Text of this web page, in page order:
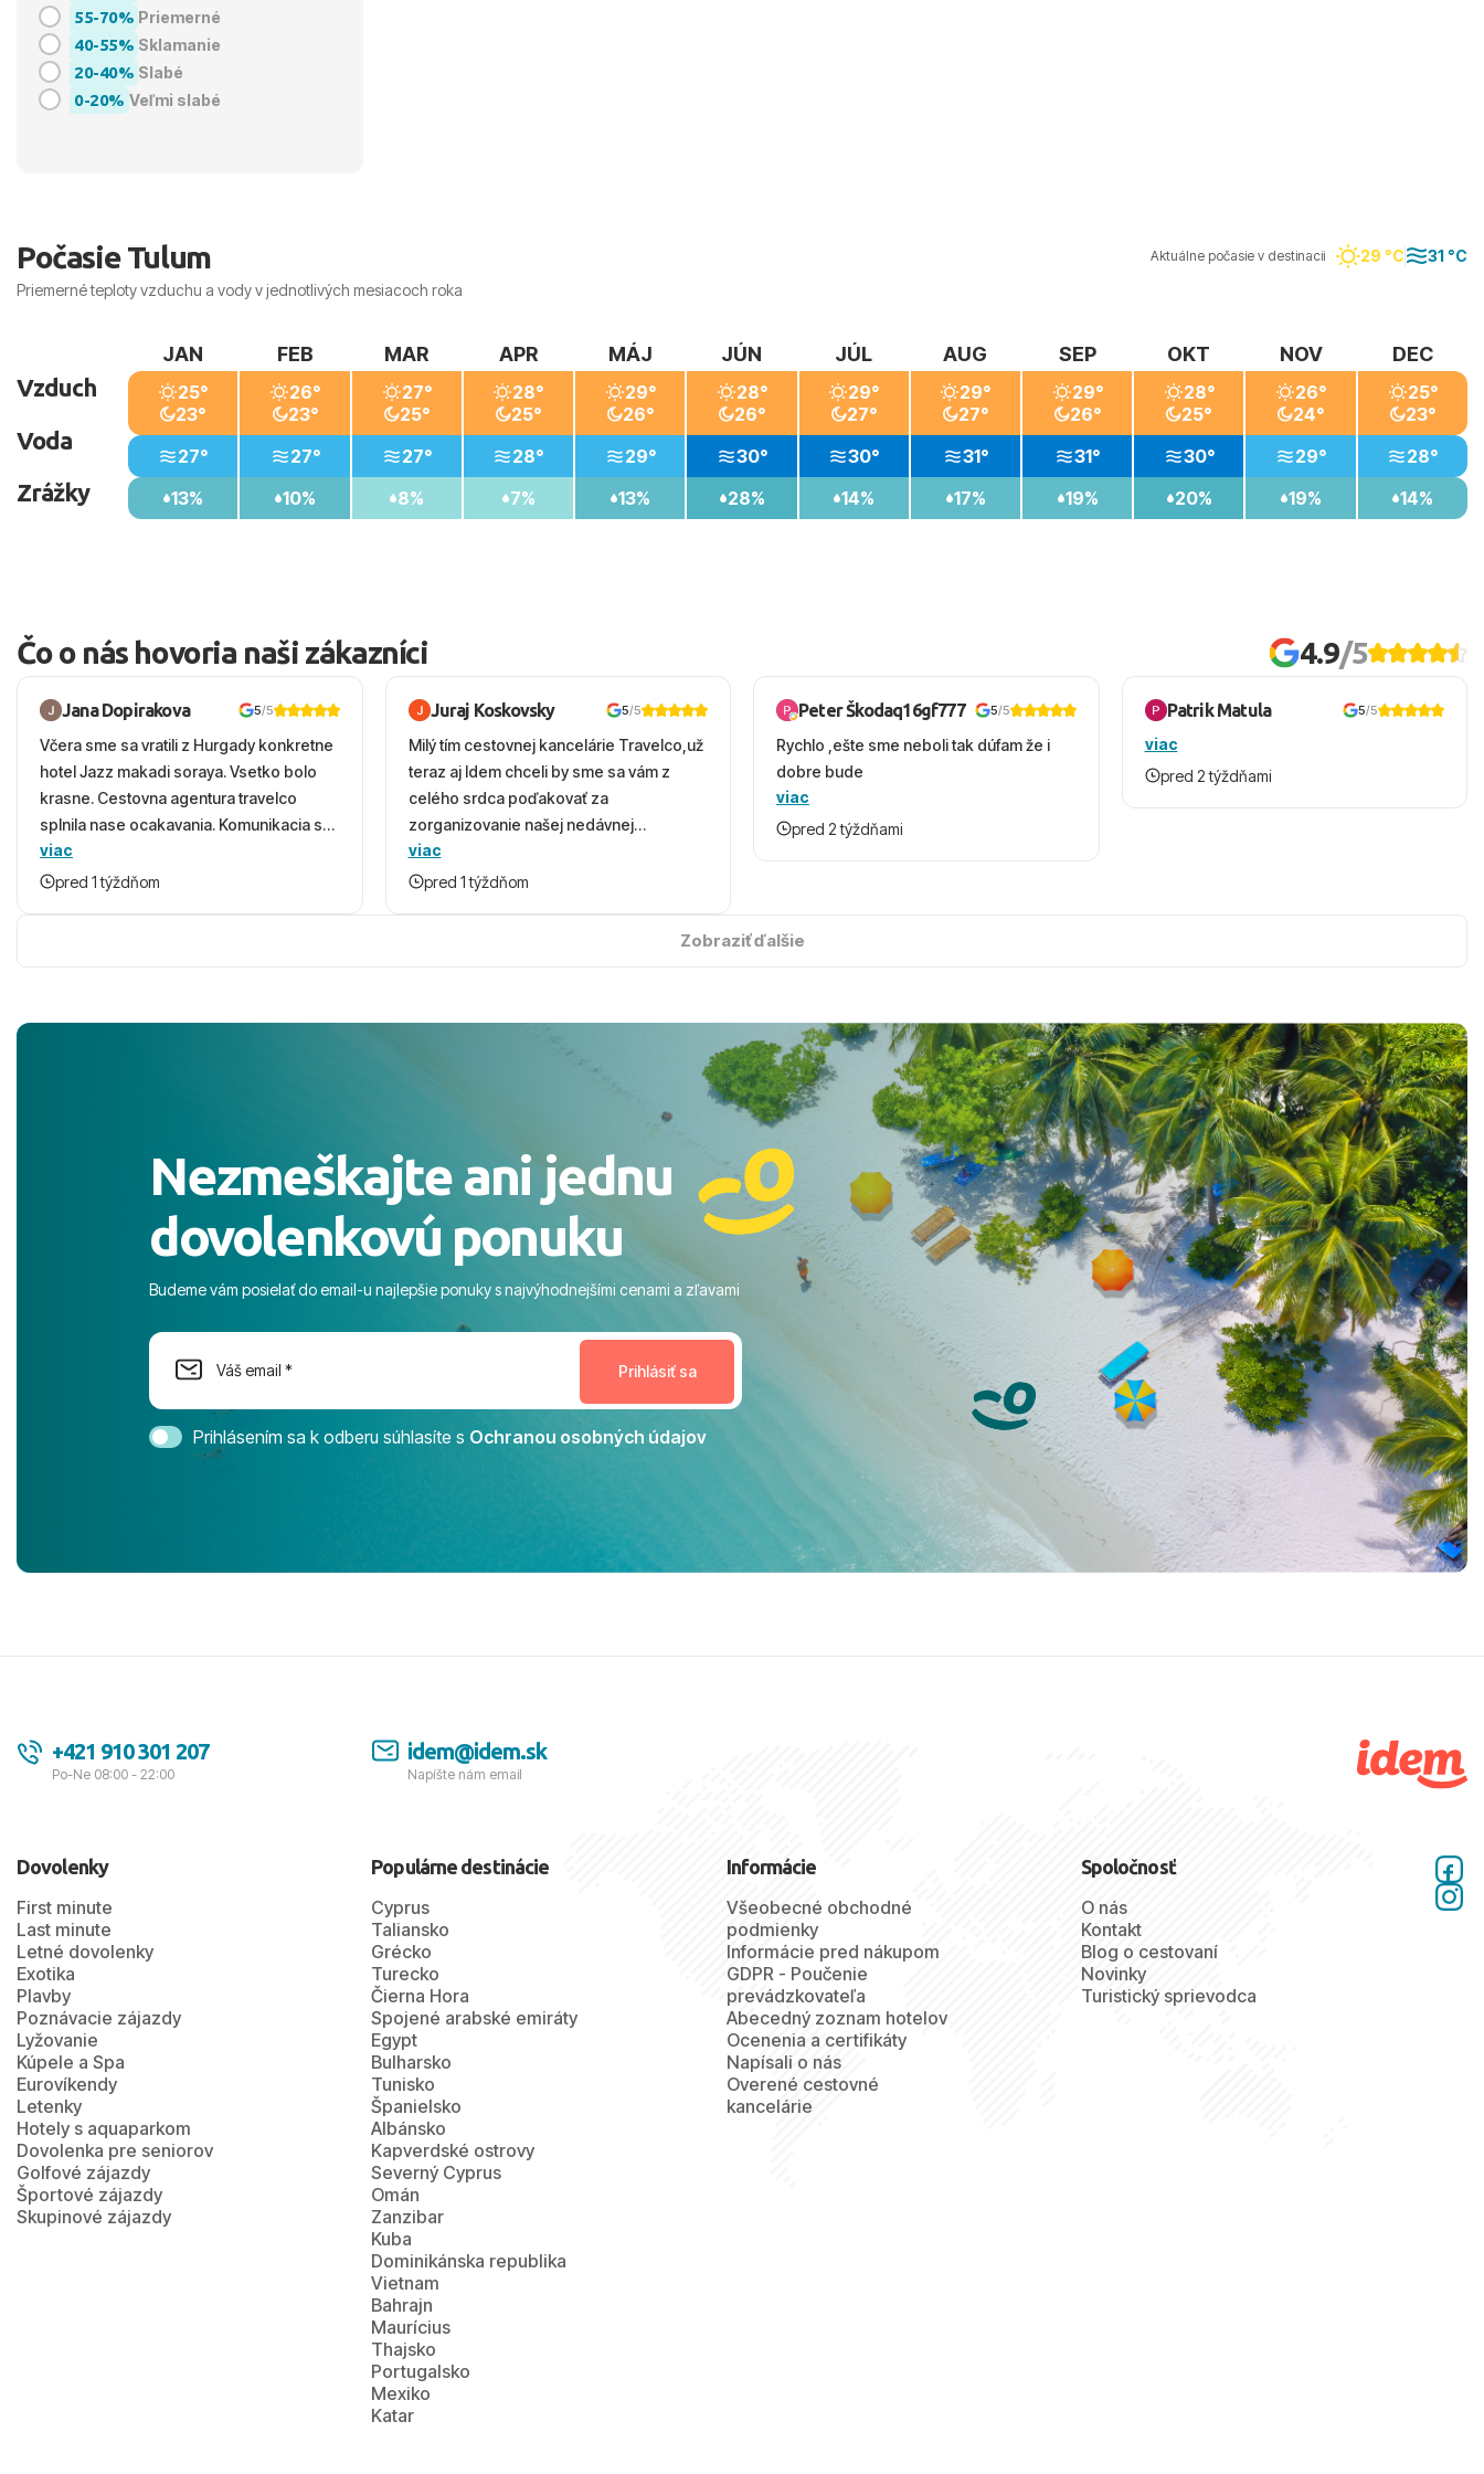
55-70% Priemerné
40-55% Sklamanie
20-40% Slabé
0-20% Veľmi slabé
Počasie Tulum
Priemerné teploty vzduchu a vody v jednotlivých mesiacoch roka
Aktuálne počasie v destinacii 29 °C 31 °C
Vzduch
Voda
Zrážky
JAN
25°
23°
27°
13%
FEB
26°
23°
27°
10%
MAR
27°
25°
27°
8%
APR
28°
25°
28°
7%
MÁJ
29°
26°
29°
13%
JÚN
28°
26°
30°
28%
JÚL
29°
27°
30°
14%
AUG
29°
27°
31°
17%
SEP
29°
26°
31°
19%
OKT
28°
25°
30°
20%
NOV
26°
24°
29°
19%
DEC
25°
23°
28°
14%
Čo o nás hovoria naši zákazníci 4.9/5
Jana Dopirakova 5/5
Včera sme sa vratili z Hurgady konkretne
hotel Jazz makadi soraya. Vsetko bolo
krasne. Cestovna agentura travelco
splnila nase ocakavania. Komunikacia s
panom Michalinom uzasna a napomocna.
Vsetko vysvetlil aj vo vecernych hodinach
viac
pred 1 týždňom
Juraj Koskovsky 5/5
Milý tím cestovnej kancelárie Travelco,už
teraz aj Idem chceli by sme sa vám z
celého srdca poďakovať za
zorganizovanie našej nedávnej
dovolenky v Turecku. Vďaka vám sme
prežili nádherný čas, na ktorý budeme
čierneho! ​Čo nás dostalo najviac: ​Skvelé
ochotní a starostliví ľudia. ​Gastro zážitok:
celého dňa. ​Areál a pláž: Nádherné, čisté
prostredie, veľa zelene a udržiavaná pláž
s pozvoľným vstupom do mora a teple
more. ​Program: Skvelé animácie a
na moment nenudil, no zároveň bol
dostatok priestoru na dokonalý relax. ​
Magic Life Jacaranda môžeme s čistým
svedomím odporučiť každému, kto hľadá
bezstarostnú dovolenku na vysokej
úrovni. Všetko bolo zabezpečené na
tešíme, kam s nami vyrazíte nabudúce!
Ďakujeme za skvelé spomienky. ​S
pozdravom a prianím mnohých ďalších
viac
pred 1 týždňom
Peter Škodaq16gf777 5/5
Rychlo ,ešte sme neboli tak dúfam že i
dobre bude
viac
pred 2 týždňami
Patrik Matula 5/5
viac
pred 2 týždňami
Zobraziť ďalšie
Nezmeškajte ani jednu
dovolenkovú ponuku
Budeme vám posielať do email-u najlepšie ponuky s najvýhodnejšími cenami a zľavami
Prihlásením sa k odberu súhlasíte s Ochranou osobných údajov
+421 910 301 207
Po-Ne 08:00 - 22:00
idem@idem.sk
Napíšte nám email
Dovolenky
First minute
Last minute
Letné dovolenky
Exotika
Plavby
Poznávacie zájazdy
Lyžovanie
Kúpele a Spa
Eurovíkendy
Letenky
Hotely s aquaparkom
Dovolenka pre seniorov
Golfové zájazdy
Športové zájazdy
Skupinové zájazdy
Populárne destinácie
Cyprus
Taliansko
Grécko
Turecko
Čierna Hora
Spojené arabské emiráty
Egypt
Bulharsko
Tunisko
Španielsko
Albánsko
Kapverdské ostrovy
Severný Cyprus
Omán
Zanzibar
Kuba
Dominikánska republika
Vietnam
Bahrajn
Maurícius
Thajsko
Portugalsko
Mexiko
Katar
Informácie
Všeobecné obchodné
podmienky
Informácie pred nákupom
GDPR - Poučenie
prevádzkovateľa
Abecedný zoznam hotelov
Ocenenia a certifikáty
Napísali o nás
Overené cestovné
kancelárie
Spoločnosť
O nás
Kontakt
Blog o cestovaní
Novinky
Turistický sprievodca